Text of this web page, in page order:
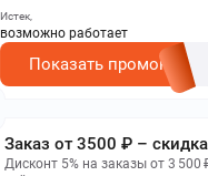
Истек,
возможно работает
Показать промокод
Заказ от 3500 ₽ –
Дисконт 5% на заказы от 3 500